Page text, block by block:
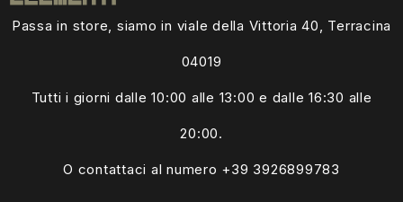
Passa in store, siamo in viale della Vittoria 40, Terracina
04019
Tutti i giorni dalle10:00 alle 13:00 e dalle 16:30 alle
20:00.
O contattaci al numero +39 3926899783